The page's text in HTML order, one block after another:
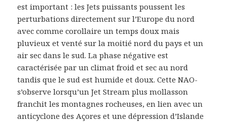
est important : les Jets puissants poussent les
perturbations directement sur l’Europe du nord
avec comme corollaire un temps doux mais
pluvieux et venté sur la moitié nord du pays et un
air sec dans le sud. La phase négative est
caractérisée par un climat froid et sec au nord
tandis que le sud est humide et doux. Cette NAO-
s’observe lorsqu’un Jet Stream plus mollasson
franchit les montagnes rocheuses, en lien avec un
anticyclone des Açores et une dépression d’Islande